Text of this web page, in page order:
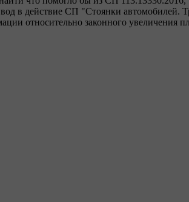
в действие СП "Стоянки автомобилей.
относительно законного увеличения